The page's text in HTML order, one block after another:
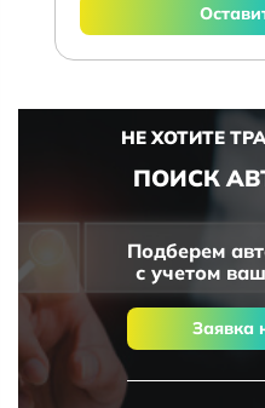
НЕ ХОТИТЕ
ПОИСК
Подберем
с учетом
Заявка